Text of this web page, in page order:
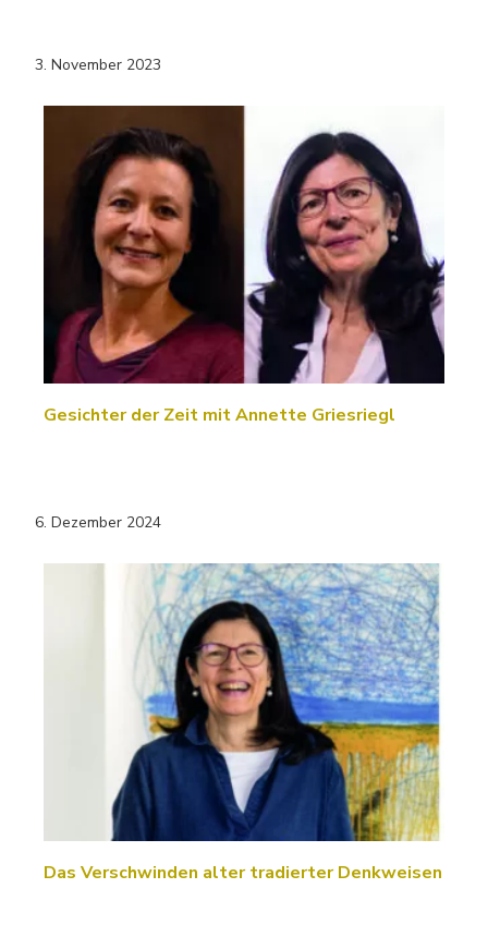
3. November 2023
Gesichter der Zeit mit Annette Griesriegl
6. Dezember 2024
Das Verschwinden alter tradierter Denkweisen